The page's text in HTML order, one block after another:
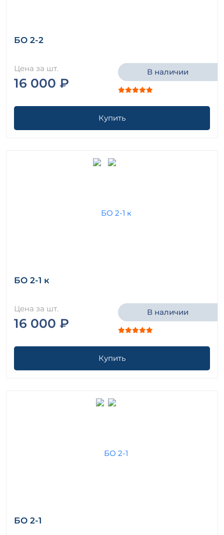
БО 2-2
Цена за шт.
16 000 ₽
В наличии
Купить
БО 2-1 к
Цена за шт.
16 000 ₽
В наличии
Купить
БО 2-1